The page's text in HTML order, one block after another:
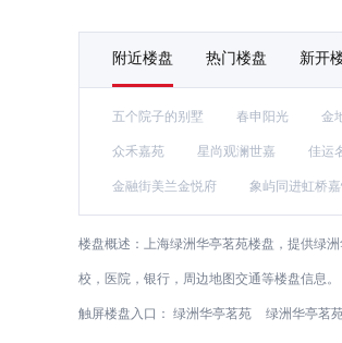
附近楼盘 热门楼盘 新开
五个院子的别墅 春申阳光 金
众禾嘉苑 星尚观澜世嘉 佳运
金融街美兰金悦府 象屿同进虹桥
楼盘概述： 上海绿洲华亭茗苑楼盘，提供绿
校，医院，银行，周边地图交通等楼盘信息。
触屏楼盘入口： 绿洲华亭茗苑 绿洲华亭茗